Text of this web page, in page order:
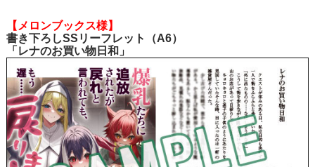
【メロンブックス様】
書き下ろしSSリーフレット（A6）
「レナのお買い物日和」